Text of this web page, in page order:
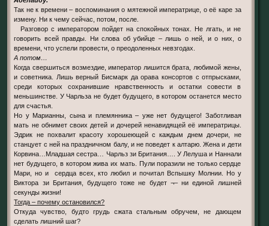
Так не к времени – воспоминания о мятежной императрице, о её каре за
измену. Ни к чему сейчас, потом, после.
Разговор с императором пойдет на спокойных тонах. Не лгать, и не
говорить всей правды. Ни слова об убийце – лишь о ней, и о них, о
времени, что успели провести, о преодоленных невзгодах.
А потом…
Когда свершиться возмездие, император лишится брата, любимой жены,
и советника. Лишь верный Бисмарк да орава консортов с отпрысками,
среди которых сохранившие нравственность и остатки совести в
меньшинстве. У Чарльза не будет будущего, в котором останется место
для счастья.
Но у Марианны, сына и племянника – уже нет будущего! Заботливая
мать не обнимет своих детей и дочерей ненавидящей её императрицы.
Эдрик не похвалит красоту хорошеющей с каждым днем дочери, не
станцует с ней на праздничном балу, и не поведет к алтарю. Жена и дети
Корвина…Младшая сестра… Чарльз зи Британия…. У Лелуша и Наннали
нет будущего, в котором жива их мать. Пули поразили не только сердце
Мари, но и сердца всех, кто любил и почитал Вспышку Молнии. Но у
Виктора зи Британия, будущего тоже не будет ¬– ни единой лишней
секунды жизни!
Тогда – почему остановился?
Откуда чувство, будто грудь сжата стальным обручем, не дающем
сделать лишний шаг?